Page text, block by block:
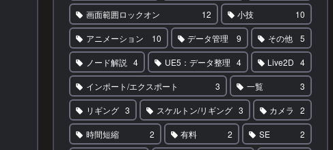
画面範囲ロックオン 12 小技 10
アニメーション 10 データ管理 9 その他 5
ノード解説 4 UE5：データ整理 4 Live2D 4
インポート/エクスポート 3 一覧 3
リギング 3 スケルトン/リギング 3 カメラ 2
時間短縮 2 有料 2 SE 2